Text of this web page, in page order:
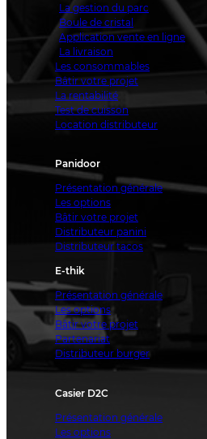
La gestion du parc
Boule de cristal
Application vente en ligne
La livraison
Les consommables
Bâtir votre projet
La rentabilité
Test de cuisson
Location distributeur
Panidoor
Présentation générale
Les options
Bâtir votre projet
Distributeur panini
Distributeur tacos
E-thik
Présentation générale
Les options
Bâtir votre projet
Partenariat
Distributeur burger
Casier D2C
Présentation générale
Les options